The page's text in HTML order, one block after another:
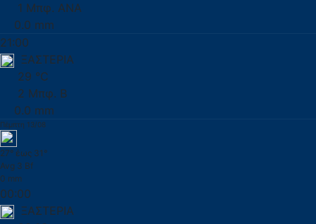
1 Μπφ. ΑΝΑ
0.0 mm
21:00
ΞΑΣΤΕΡΙΑ
29 °C
2 Μπφ. Β
0.0 mm
Πέμπτη 13/08
27° έως 31°
Avg 3 Bf
0 mm
00:00
ΞΑΣΤΕΡΙΑ